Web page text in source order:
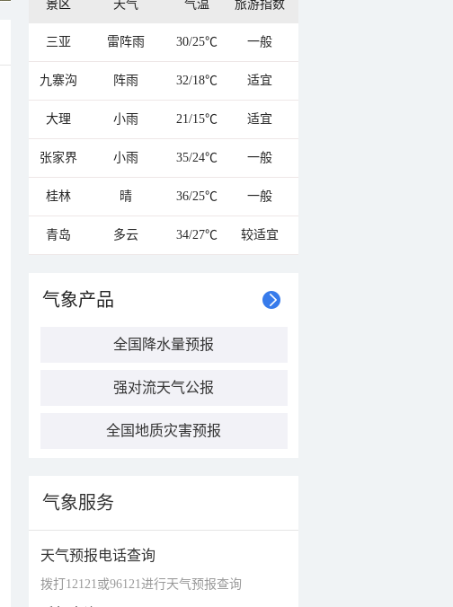
景区 天气 气温 旅游指数
三亚 雷阵雨 30/25℃ 一般
九寨沟 阵雨 32/18℃ 适宜
大理 小雨 21/15℃ 适宜
张家界 小雨 35/24℃ 一般
桂林 晴 36/25℃ 一般
青岛 多云 34/27℃ 较适宜
气象产品
全国降水量预报
强对流天气公报
全国地质灾害预报
气象服务
天气预报电话查询
拨打12121或96121进行天气预报查询